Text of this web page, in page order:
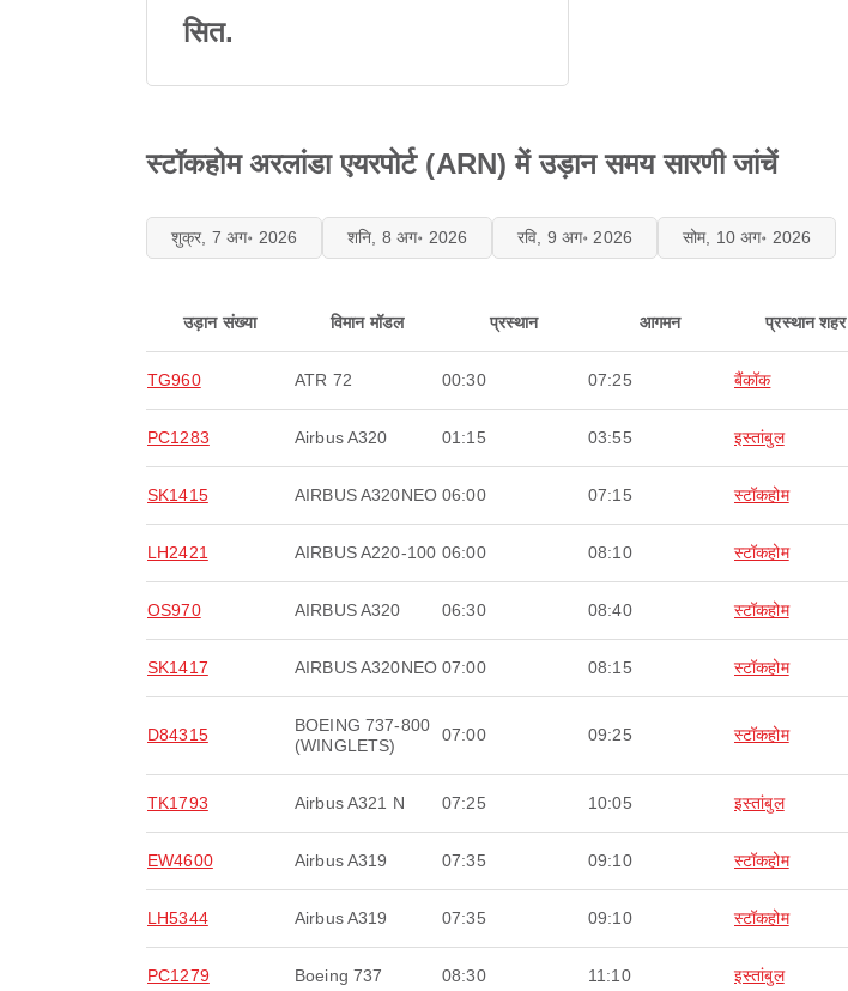
सित.
स्टॉकहोम अरलांडा एयरपोर्ट (ARN) में उड़ान समय सारणी जांचें
शुक्र, 7 अग॰ 2026 शनि, 8 अग॰ 2026 रवि, 9 अग॰ 2026 सोम, 10 अग॰ 2026
उड़ान संख्या विमान मॉडल प्रस्थान आगमन प्रस्थान शहर
TG960 ATR 72 00:30 07:25 बैंकॉक
PC1283 Airbus A320 01:15 03:55 इस्तांबुल
SK1415 AIRBUS A320NEO 06:00 07:15 स्टॉकहोम
LH2421 AIRBUS A220-100 06:00 08:10 स्टॉकहोम
OS970 AIRBUS A320 06:30 08:40 स्टॉकहोम
SK1417 AIRBUS A320NEO 07:00 08:15 स्टॉकहोम
D84315
BOEING 737-800
(WINGLETS)
07:00 09:25 स्टॉकहोम
TK1793 Airbus A321 N 07:25 10:05 इस्तांबुल
EW4600 Airbus A319 07:35 09:10 स्टॉकहोम
LH5344 Airbus A319 07:35 09:10 स्टॉकहोम
PC1279 Boeing 737 08:30 11:10 इस्तांबुल